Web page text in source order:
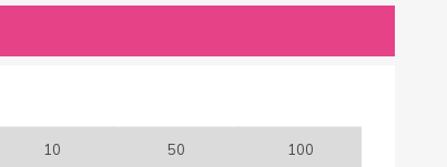
10 50 100